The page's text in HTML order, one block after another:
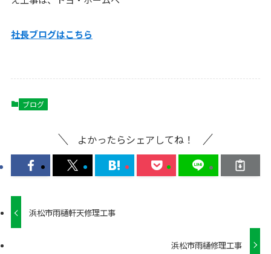
社長ブログはこちら
ブログ
よかったらシェアしてね！
浜松市雨樋軒天修理工事
浜松市雨樋修理工事